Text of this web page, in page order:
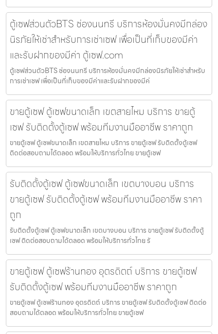
ตู้เซฟส่วนตัวBTS ช่องนนทรี บริการห้องมั่นคงมีกล่อง
นิรภัยให้เช่าสำหรับการเช่าเซฟ เพื่อเป็นที่เก็บของมีค่า
และรับฝากของมีค่า ตู้เซฟ.com
ตู้เซฟส่วนตัวBTS ช่องนนทรี บริการห้องมั่นคงมีกล่องนิรภัยให้เช่าสำหรับ
การเช่าเซฟ เพื่อเป็นที่เก็บของมีค่าและรับฝากของมีค่
ขายตู้เซฟ ตู้เซฟขนาดเล็ก เขตสายไหม บริการ ขายตู้
เซฟ รับติดตั้งตู้เซฟ พร้อมทีมงานมืออาชีพ ราคาถูก
ขายตู้เซฟ ตู้เซฟขนาดเล็ก เขตสายไหม บริการ ขายตู้เซฟ รับติดตั้งตู้เซฟ
ติดต่อสอบถามได้ตลอด พร้อมให้บริการทั่วไทย ขายตู้เซฟ
รับติดตั้งตู้เซฟ ตู้เซฟขนาดเล็ก เขตบางบอน บริการ
ขายตู้เซฟ รับติดตั้งตู้เซฟ พร้อมทีมงานมืออาชีพ ราคา
ถูก
รับติดตั้งตู้เซฟ ตู้เซฟขนาดเล็ก เขตบางบอน บริการ ขายตู้เซฟ รับติดตั้งตู้
เซฟ ติดต่อสอบถามได้ตลอด พร้อมให้บริการทั่วไทย รั
ขายตู้เซฟ ตู้เซฟร้านทอง อุตรดิตถ์ บริการ ขายตู้เซฟ
รับติดตั้งตู้เซฟ พร้อมทีมงานมืออาชีพ ราคาถูก
ขายตู้เซฟ ตู้เซฟร้านทอง อุตรดิตถ์ บริการ ขายตู้เซฟ รับติดตั้งตู้เซฟ ติดต่อ
สอบถามได้ตลอด พร้อมให้บริการทั่วไทย ขายตู้เซฟ